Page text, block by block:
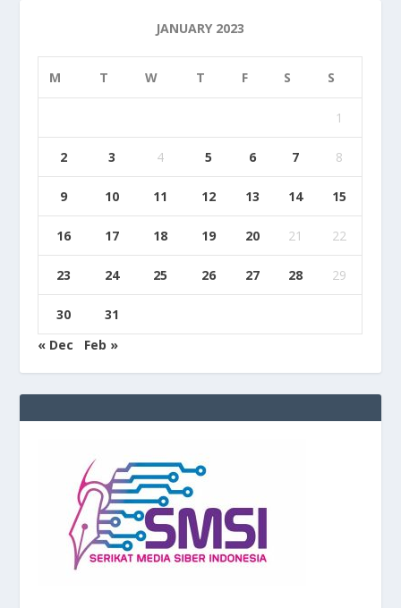
JANUARY 2023
M T W T F S S
1
2 3 4 5 6 7 8
9 10 11 12 13 14 15
16 17 18 19 20 21 22
23 24 25 26 27 28 29
30
31
« Dec
Feb »